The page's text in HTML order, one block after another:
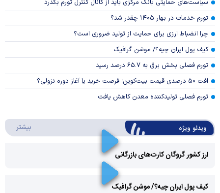
سیاست‌های حمایتی بانک مرکزی باید از کانال کنترل تورم بگذرد
تورم خدمات در بهار ۱۴۰۵ چقدر شد؟
چرا انضباط ارزی برای حمایت از تولید ضروری است؟
کیف پول ایران چیه؟/ موشن گرافیک
تورم فصلی بخش برق به ۶۵.۷ درصد رسید
افت ۵۰ درصدی قیمت بیت‌کوین؛ فرصت خرید یا آغاز دوره نزولی؟
تورم فصلی تولیدکننده معدن کاهش یافت
ویدئو ویژه بیشتر
ارز کشور گروگان کارت‌های بازرگانی
کیف پول ایران چیه؟/ موشن گرافیک